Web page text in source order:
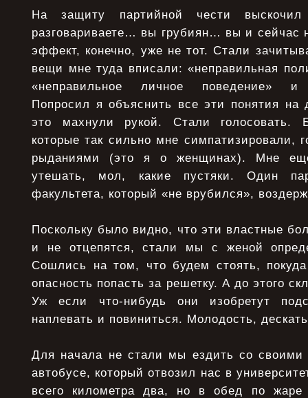
На защиту партийной чести
разговариваете… вы грубиян… вы и сейчас
эффект, конечно, уже не тот. Стали
вещи мне туда вписали: «неправильная
«неправильное личное поведение» и
Попросил я объяснить все эти понятия на
это махнули рукой. Стали голосовать.
которые так сильно мне симпатизировали,
рыданиями (это я о женщинах). Мне
утешать, мол, какие пустяки. Один
факультета, который «не врубился»,
Поскольку было видно, что эти властные
и не отцепятся, стали мы с женой
Сошлись на том, что будем стоять,
опасность попасть за решетку. А до этого
Уж если что-нибудь они изобретут
наплевать и повиниться. Молодость,
Для начала не стали мы ездить со своими
автобусе, который отвозил нас в
всего километра два, но в обед по